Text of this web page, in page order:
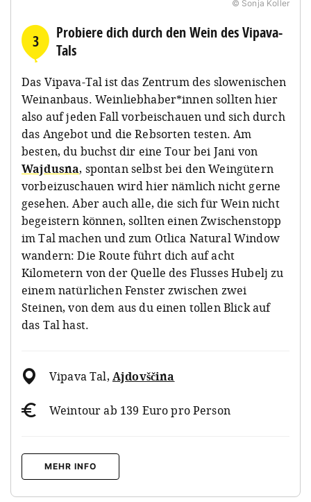
© Sonja Koller
3
Probiere dich durch den Wein des Vipava-
Tals
Das Vipava-Tal ist das Zentrum des slowenischen
Weinanbaus. Weinliebhaber*innen sollten hier
also auf jeden Fall vorbeischauen und sich durch
das Angebot und die Rebsorten testen. Am
besten, du buchst dir eine Tour bei Jani von
Wajdusna, spontan selbst bei den Weingütern
vorbeizuschauen wird hier nämlich nicht gerne
gesehen. Aber auch alle, die sich für Wein nicht
begeistern können, sollten einen Zwischenstopp
im Tal machen und zum Otlica Natural Window
wandern: Die Route führt dich auf acht
Kilometern von der Quelle des Flusses Hubelj zu
einem natürlichen Fenster zwischen zwei
Steinen, von dem aus du einen tollen Blick auf
das Tal hast.
Vipava Tal, Ajdovščina
Weintour ab 139 Euro pro Person
MEHR INFO